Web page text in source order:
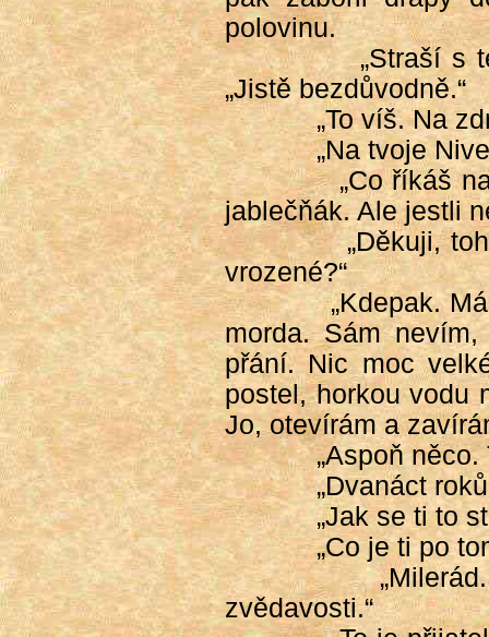
polovinu.
„Straší s
„Jistě bezdůvodně.“
„To víš. Na
„Na tvoje
„Co říkáš
jablečňák. Ale jestli
„Děkuji,
vrozené?“
„Kdepak.
morda. Sám
přání. Nic moc
postel, horkou vodu
Jo, otevírám a
„Aspoň
„Dvanáct
„Jak se ti to
„Co je ti po
zvědavosti.“